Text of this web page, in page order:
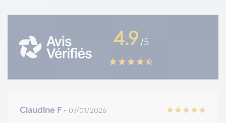
4.9 /5
star star star star star_half
Claudine F - 07/01/2026 star star star star star